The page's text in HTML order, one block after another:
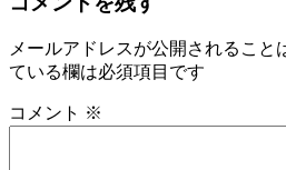
メールアドレスが公開されること
ている欄は必須項目です
コメント ※